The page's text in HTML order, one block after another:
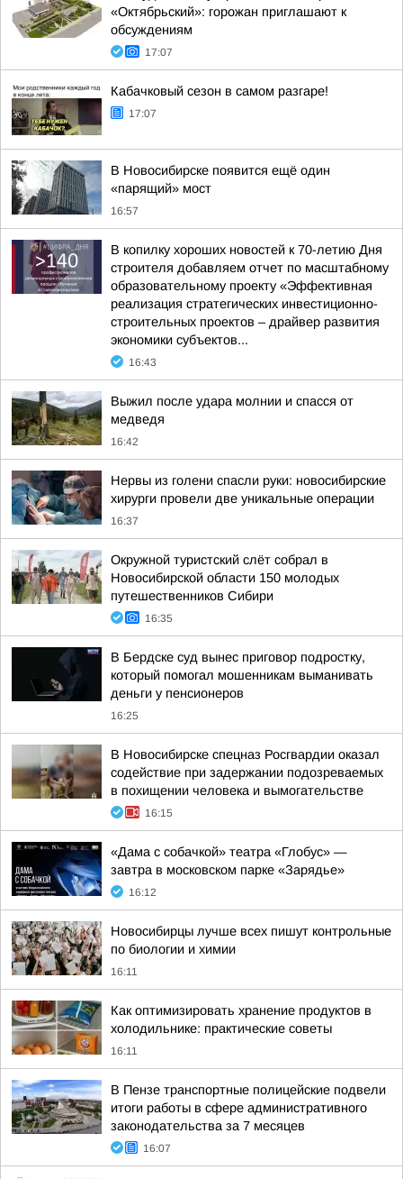
«Октябрьский»: горожан приглашают к
обсуждениям
17:07
Кабачковый сезон в самом разгаре!
17:07
В Новосибирске появится ещё один
«парящий» мост
16:57
В копилку хороших новостей к 70-летию Дня
строителя добавляем отчет по масштабному
образовательному проекту «Эффективная
реализация стратегических инвестиционно-
строительных проектов – драйвер развития
экономики субъектов...
16:43
Выжил после удара молнии и спасся от
медведя
16:42
Нервы из голени спасли руки: новосибирские
хирурги провели две уникальные операции
16:37
Окружной туристский слёт собрал в
Новосибирской области 150 молодых
путешественников Сибири
16:35
В Бердске суд вынес приговор подростку,
который помогал мошенникам выманивать
деньги у пенсионеров
16:25
В Новосибирске спецназ Росгвардии оказал
содействие при задержании подозреваемых
в похищении человека и вымогательстве
16:15
«Дама с собачкой» театра «Глобус» —
завтра в московском парке «Зарядье»
16:12
Новосибирцы лучше всех пишут контрольные
по биологии и химии
16:11
Как оптимизировать хранение продуктов в
холодильнике: практические советы
16:11
В Пензе транспортные полицейские подвели
итоги работы в сфере административного
законодательства за 7 месяцев
16:07